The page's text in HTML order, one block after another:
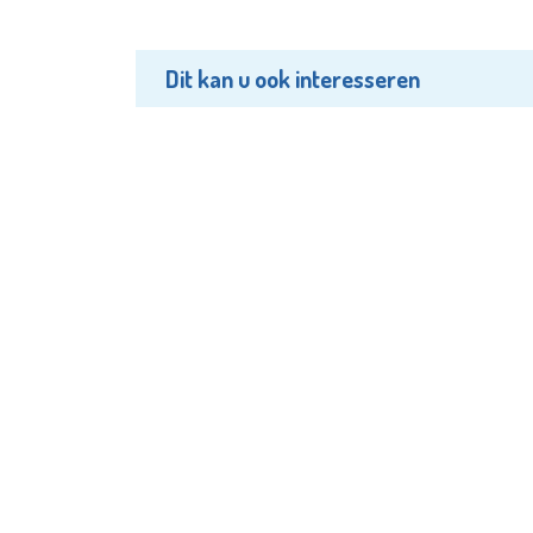
Dit kan u ook interesseren